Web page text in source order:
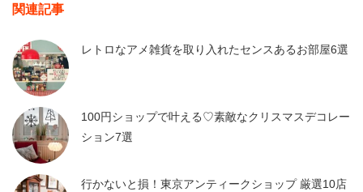
関連記事
レトロなアメ雑貨を取り入れたセンスあるお部屋6選
100円ショップで叶える♡素敵なクリスマスデコレー
ション7選
行かないと損！東京アンティークショップ 厳選10店